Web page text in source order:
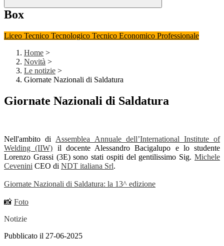
Box
Liceo Tecnico Tecnologico Tecnico Economico Professionale
Home >
Novità >
Le notizie >
Giornate Nazionali di Saldatura
Giornate Nazionali di Saldatura
Nell'ambito di Assemblea Annuale dell’International Institute of
Welding (IIW) il docente Alessandro Bacigalupo e lo studente
Lorenzo Grassi (3E)sono stati ospiti del gentilissimo Sig.Michele
Cevenini CEO di NDT italiana Srl.
Giornate Nazionali di Saldatura: la 13^ edizione
📸 Foto
Notizie
Pubblicato il 27-06-2025